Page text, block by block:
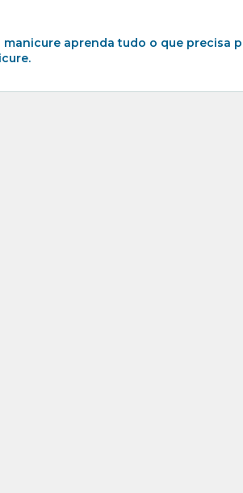
aprenda tudo o que precisa